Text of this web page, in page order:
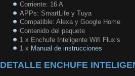
Corriente: 16 A
APPs: SmartLife y Tuya
Compatible: Alexa y Google Home
Contenido del paquete
1 x Enchufe Inteligente Wifi Flux’s
1 x Manual de instrucciones
DETALLE ENCHUFE